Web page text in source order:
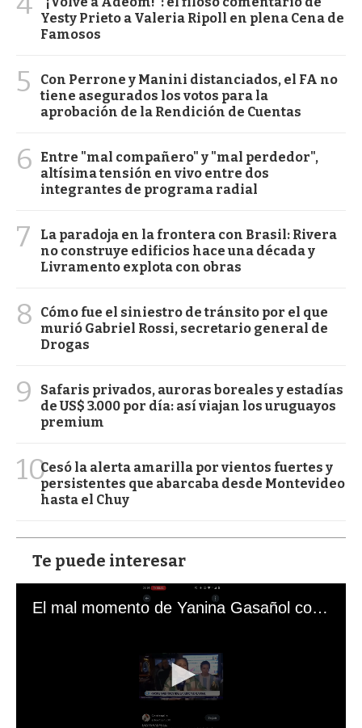
Yesty Prieto a Valeria Ripoll en plena Cena de
Famosos
5
Con Perrone y Manini distanciados, el FA no
tiene asegurados los votos para la
aprobación de la Rendición de Cuentas
6
Entre "mal compañero" y "mal perdedor",
altísima tensión en vivo entre dos
integrantes de programa radial
7
La paradoja en la frontera con Brasil: Rivera
no construye edificios hace una década y
Livramento explota con obras
8
Cómo fue el siniestro de tránsito por el que
murió Gabriel Rossi, secretario general de
Drogas
9
Safaris privados, auroras boreales y estadías
de US$ 3.000 por día: así viajan los uruguayos
premium
10Cesó la alerta amarilla por vientos fuertes y
persistentes que abarcaba desde Montevideo
hasta el Chuy
Te puede interesar
El mal momento de Yanina Gasañol con un hincha argentino en "Subrayado"